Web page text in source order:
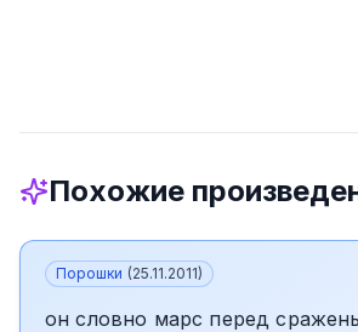
Похожие
Порошки (25.11.2011)
он словно марс перед